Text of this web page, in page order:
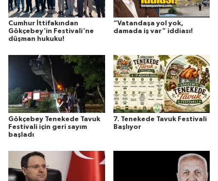
Cumhur İttifakından
Gökçebey'in Festivali'ne
düşman hukuku!
“Vatandaşa yol yok,
damada iş var” iddiası!
Gökçebey Tenekede Tavuk
Festivali için geri sayım
başladı
7. Tenekede Tavuk Festivali
Başlıyor